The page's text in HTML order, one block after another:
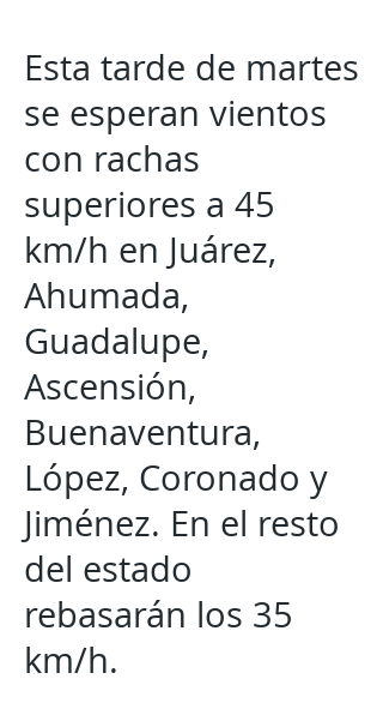
Esta tarde de martes
se esperan vientos
con rachas
superiores a 45
km/h en Juárez,
Ahumada,
Guadalupe,
Ascensión,
Buenaventura,
López, Coronado y
Jiménez. En el resto
del estado
rebasarán los 35
km/h.